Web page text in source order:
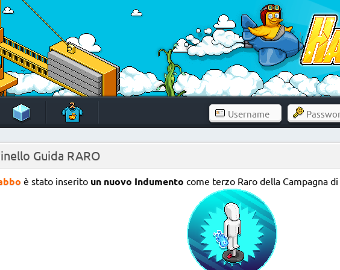
Guida RARO
è stato inserito un nuovo Indumento come terzo Raro della Campagna di